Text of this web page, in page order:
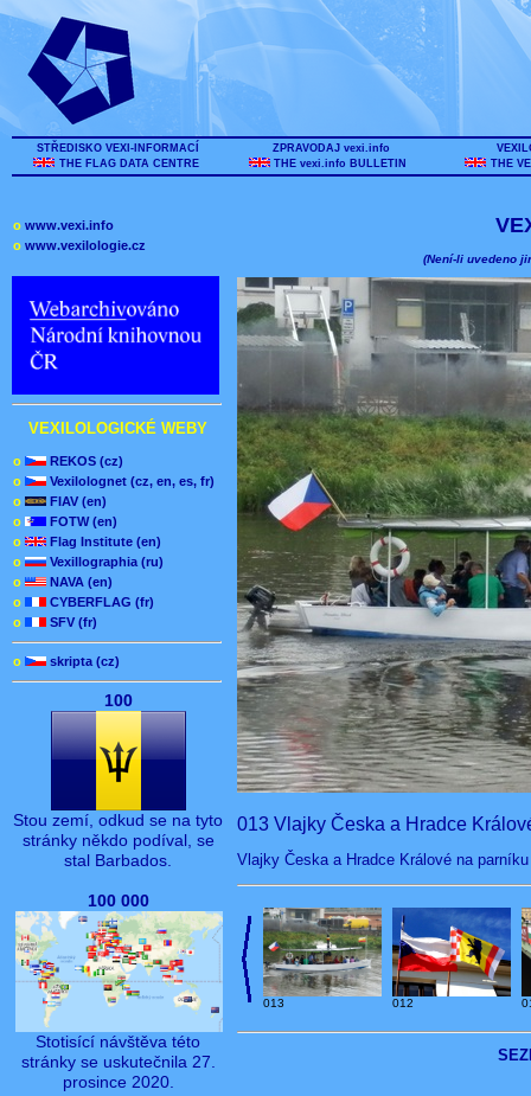
STŘEDISKO VEXI-INFORMACÍ
THE FLAG DATA CENTRE
ZPRAVODAJ vexi.info
THE vexi.info BULLETIN
THE
o www.vexi.info
o www.vexilologie.cz
VEXILOLOGICKÉ WEBY
o
REKOS (cz)
o
Vexilolognet (cz, en, es, fr)
o
FIAV (en)
o
FOTW (en)
o
Flag Institute (en)
o
Vexillographia (ru)
o
NAVA (en)
o
CYBERFLAG (fr)
o
SFV (fr)
o skripta (cz)
100
Stou zemí, odkud se na tyto
stránky někdo podíval, se
stal Barbados.
100 000
Stotisící návštěva této
stránky se uskutečnila 27.
prosince 2020.
(Není-li uvedeno
013 Vlajky Česka a Hradce
Vlajky Česka a Hradce Králové na
013 012